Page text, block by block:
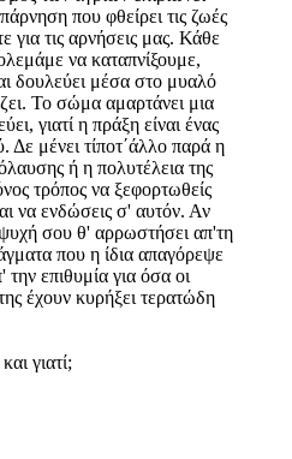
που φθείρει τις ζωές
για τις αρνήσεις μας. Κάθε
να καταπνίξουμε,
δουλεύει μέσα στο μυαλό
Το σώμα αμαρτάνει μια
γιατί η πράξη είναι ένας
Δε μένει τίποτ΄άλλο παρά η
ή η πολυτέλεια της
τρόπος να ξεφορτωθείς
να ενδώσεις σ' αυτόν. Αν
ψυχή σου θ' αρρωστήσει απ'τη
που η ίδια απαγόρεψε
επιθυμία για όσα οι
έχουν κυρήξει τερατώδη
γιατί;